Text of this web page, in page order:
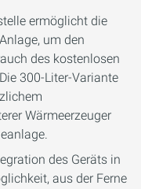
ermöglicht die
um den
des kostenlosen
300-Liter-Variante
Wärmeerzeuger
des Geräts in
aus der Ferne